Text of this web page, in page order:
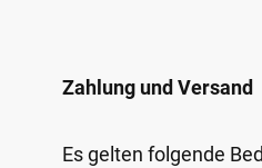
Zahlung und Versand
Es gelten folgende